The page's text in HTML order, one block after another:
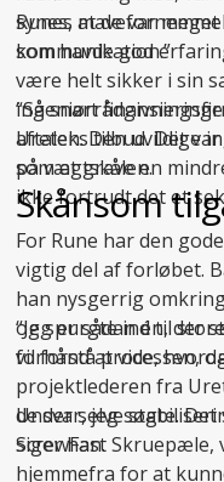
synes, at de var
kommunikation.”
Runes
som havde god
være helt sikker i sin
aftalen. Den uvildige
på vægtskålen.
“Så snart
Ureteks tilbud. Det
som at grave en
ikke fortrudt det et
Skånsom
For Rune har den
vigtig del af forløbet.
han nysgerrig
og spurgte ind til
forhånd at vide,
“Jeg er sådan én, der
vil forstå processen,
projektlederen fra
de svar, jeg søgte.
siger han.
Under selve
ScrewFast Skruepæle,
hjemmefra for at